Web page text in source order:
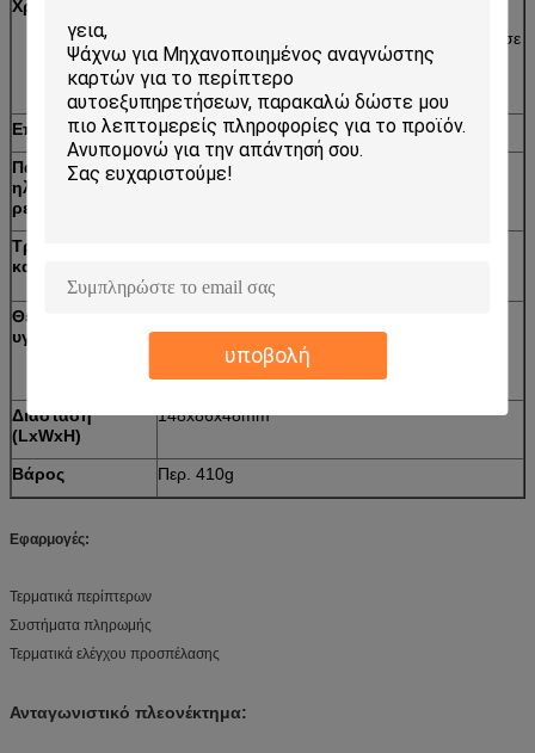
υποβολή
Χρόνος ζωής
Η κάρτα ολοκληρωμένου κυκλώματος έρχεται σε
επαφή με: 300.000 περάσματα
Μηχανή: 300.000 περάσματα
Επικοινωνία
RS232 διεπαφή
Παροχή
ηλεκτρικού
ρεύματος
DC12V±5%
Τρέχουσα
κατανάλωση
Μέγιστο ρεύμα:
Θερμοκρασία/
υγρασία
συμπύκνωση)
Αποθήκευση: - 20~70℃/0 ~ 90% RH (μη
συμπύκνωση)
Διάσταση
(LxWxH)
148x86x48mm
Βάρος Περ. 410g
Εφαρμογές:
Τερματικά περίπτερων
Συστήματα πληρωμής
Τερματικά ελέγχου προσπέλασης
Ανταγωνιστικό πλεονέκτημα: